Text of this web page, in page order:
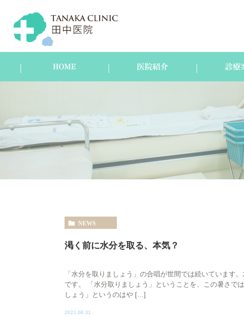
HOME 医院紹介
スタッフ紹介
診療
NEWS
渇く前に水分を取る、本気？
「水分を取りましょう」の合唱が世間では続いています
です。 「水分取りましょう」ということを、この暑さで
しょう」というのはや […]
2021.08.31